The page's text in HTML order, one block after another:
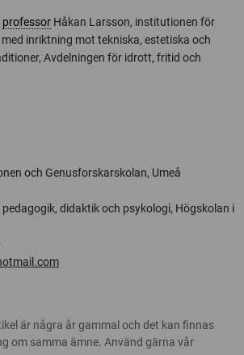
professor Håkan Larsson, institutionen för
inriktning mot tekniska, estetiska och
Avdelningen för idrott, fritid och
och Genusforskarskolan, Umeå
didaktik och psykologi, Högskolan i
är några år gammal och det kan finnas
om samma ämne. Använd gärna vår